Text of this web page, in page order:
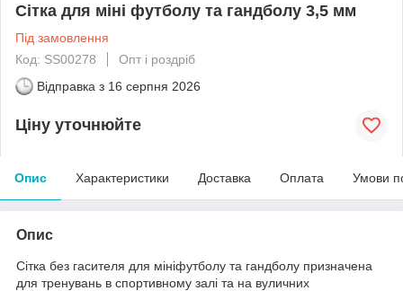
Сітка для міні футболу та гандболу 3,5 мм
Під замовлення
Код: SS00278
Опт і роздріб
Відправка з 16 серпня 2026
Ціну уточнюйте
Опис Характеристики Доставка Оплата Умови
Опис
Сітка без гасителя для мініфутболу та гандболу призначена
для тренувань в спортивному залі та на вуличних